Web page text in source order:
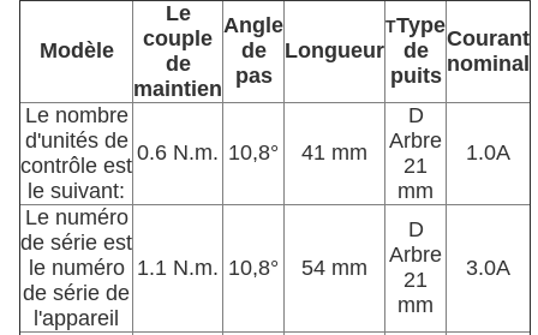
Modèle
Le
couple
de
maintien
Angle
de
pas
Longueur
TType
de
puits
Courant
nominal
Le nombre
d'unités de
contrôle est
le suivant:
0.6 N.m. 10,8° 41 mm
D
Arbre
21
mm
1.0A
Le numéro
de série est
le numéro
de série de
l'appareil
1.1 N.m. 10,8° 54 mm
D
Arbre
21
mm
3.0A